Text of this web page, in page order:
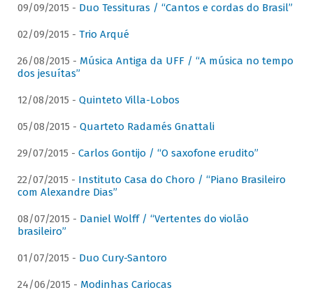
09/09/2015 - Duo Tessituras / “Cantos e cordas do Brasil”
02/09/2015 - Trio Arqué
26/08/2015 - Música Antiga da UFF / “A música no tempo
dos jesuítas”
12/08/2015 - Quinteto Villa-Lobos
05/08/2015 - Quarteto Radamés Gnattali
29/07/2015 - Carlos Gontijo / “O saxofone erudito”
22/07/2015 - Instituto Casa do Choro / “Piano Brasileiro
com Alexandre Dias”
08/07/2015 - Daniel Wolff / “Vertentes do violão
brasileiro”
01/07/2015 - Duo Cury-Santoro
24/06/2015 - Modinhas Cariocas